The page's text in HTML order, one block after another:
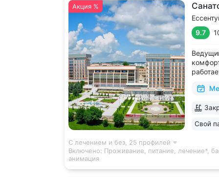
Акция %
9.7
с
есть
Свой
С лечением и без, 25 профилей
Включено: Проживание, питание, лечение*,
анимация